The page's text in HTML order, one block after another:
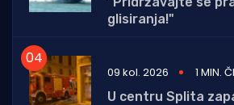
glisiranja!"
09 kol. 2026
1 MIN.
U centru Splita